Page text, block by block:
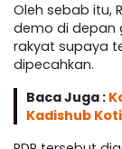
Oleh sebab itu,
demo di depan
rakyat supaya
dipecahkan.
Baca Juga :
Kadishub